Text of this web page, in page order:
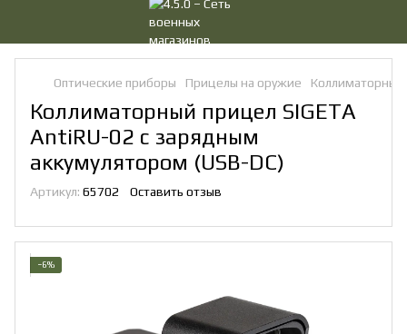
Оптические приборы Прицелы на оружие
Коллиматорный прицел SIGETA
AntiRU-02 с зарядным
аккумулятором (USB-DC)
Артикул: 65702 Оставить отзыв
−6%